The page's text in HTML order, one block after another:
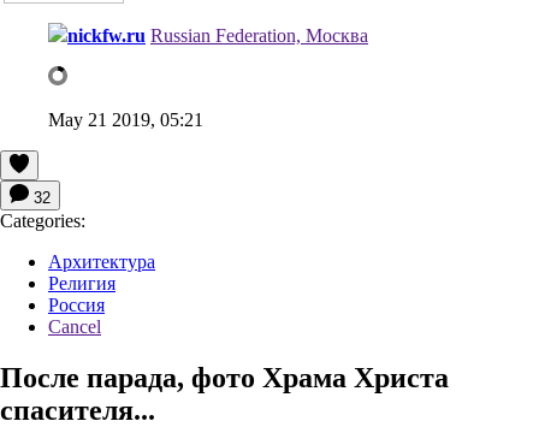
nickfw.ru Russian Federation, Москва
May 21 2019, 05:21
32
Categories:
Архитектура
Религия
Россия
Cancel
После парада, фото Храма Христа
спасителя...